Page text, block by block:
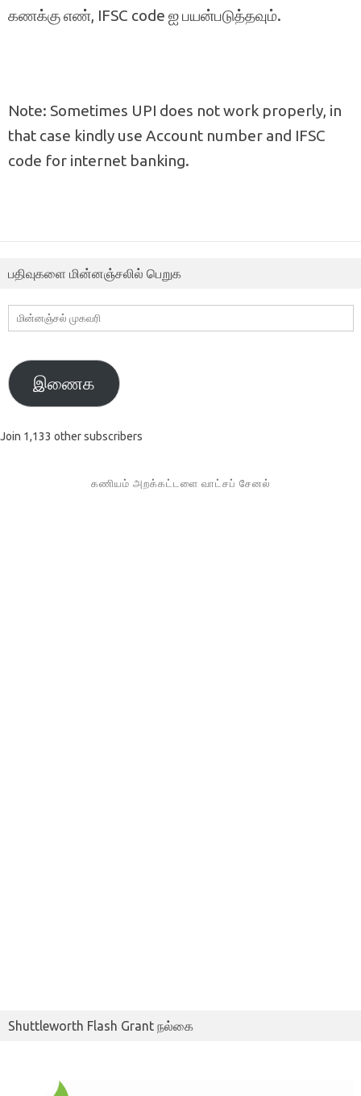
கணக்கு எண், IFSC code ஐ பயன்படுத்தவும்.
Note: Sometimes UPI does not work properly, in
that case kindly use Account number and IFSC
code for internet banking.
பதிவுகளை மின்னஞ்சலில் பெறுக
மின்னஞ்சல்
முகவரி
இணைக
Join 1,133 other subscribers
கணியம் அறக்கட்டளை வாட்சப் சேனல்
Shuttleworth Flash Grant நல்கை